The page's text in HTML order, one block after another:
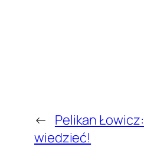
← Pelikan
wiedzieć!